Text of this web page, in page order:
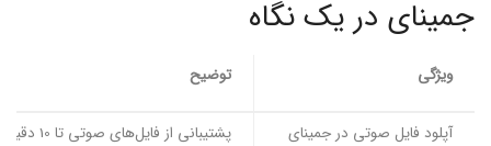
جمینای در یک نگاه
ویژگی توضیح
آپلود فایل صوتی در جمینای پشتیبانی از فایل‌های صوتی تا 10 دقیقه برای کاربران رایگان و 3 ساعت برای پلن‌های Pro/Ultra